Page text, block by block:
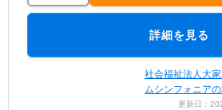
詳細を見る
社会福祉法人大
ムシンフォニア
更新日：